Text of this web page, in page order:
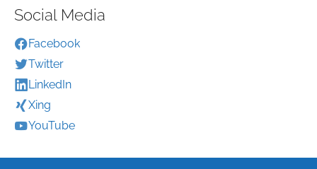
Social Media
Facebook
Twitter
LinkedIn
Xing
YouTube